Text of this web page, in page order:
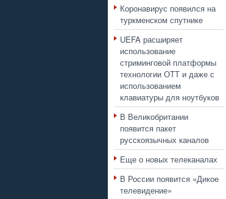
Коронавирус появился на
туркменском спутнике
UEFA расширяет
использование
стриминговой платформы
технологии ОТТ и даже с
использованием
клавиатуры для ноутбуков
В Великобритании
появится пакет
русскоязычных каналов
Еще о новых телеканалах
В России появится «Дикое
телевидение»